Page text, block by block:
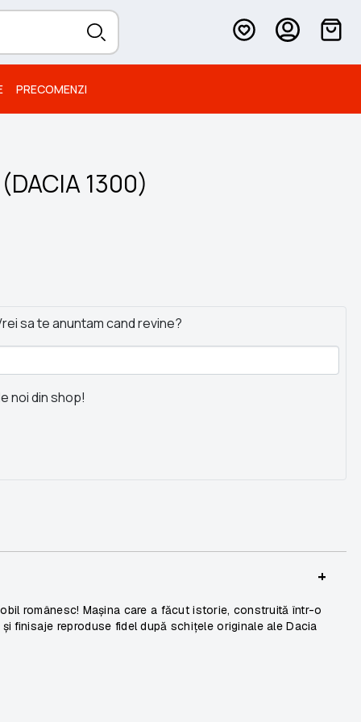
PRECOMENZI
1300)
sa te anuntam cand revine?
noi din shop!
+
românesc! Mașina care a făcut istorie, construită într-o
finisaje reproduse fidel după schițele originale ale Dacia